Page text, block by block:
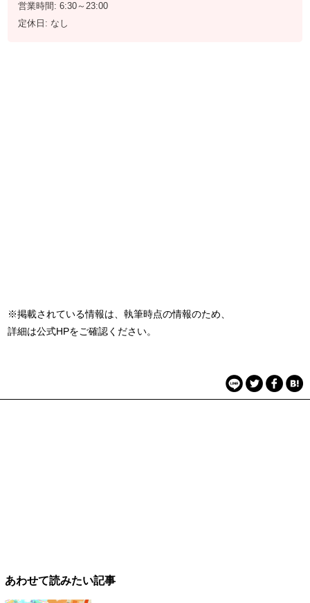
営業時間: 6:30～23:00
定休日: なし
※掲載されている情報は、執筆時点の情報のため、
詳細は公式HPをご確認ください。
あわせて読みたい記事